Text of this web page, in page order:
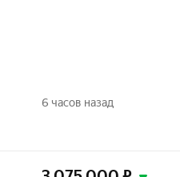
6 часов назад